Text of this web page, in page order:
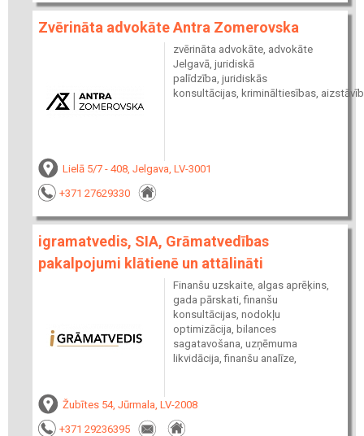
Zvērināta advokāte Antra Zomerovska
zvērināta advokāte, advokāte
Jelgavā, juridiskā
palīdzība, juridiskās
konsultācijas, krimināltiesības,
Lielā 5/7 - 408, Jelgava, LV-3001
+371 27629330
igramatvedis, SIA, Grāmatvedības
pakalpojumi klātienē un attālināti
Finanšu uzskaite, algas aprēķins,
gada pārskati, finanšu
konsultācijas, nodokļu
optimizācija, bilances
sagatavošana, uzņēmuma
likvidācija, finanšu analīze,
Žubītes 54, Jūrmala, LV-2008
+371 29236395